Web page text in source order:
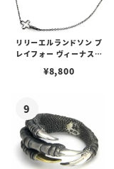
リリーエルランドソン プ
レイフォー ヴィーナスチ
¥8,800